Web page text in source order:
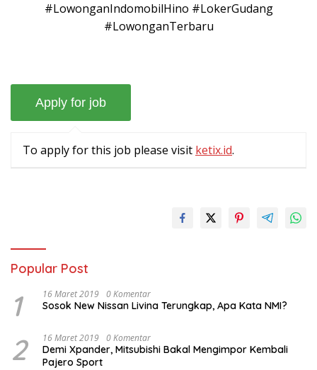
#LowonganIndomobilHino #LokerGudang
#LowonganTerbaru
To apply for this job please visit ketix.id.
Popular Post
1 16 Maret 2019 0 Komentar
Sosok New Nissan Livina Terungkap, Apa Kata NMI?
2 16 Maret 2019 0 Komentar
Demi Xpander, Mitsubishi Bakal Mengimpor Kembali
Pajero Sport